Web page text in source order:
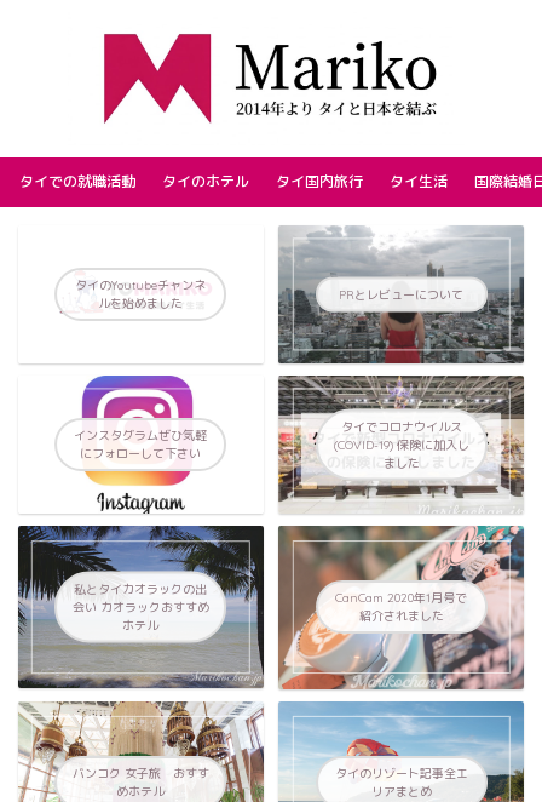
タイでの就職活動 タイのホテル タイ国内旅行 タイ生活 国際結婚
タイのYoutubeチャンネ
ルを始めました
PRとレビューについて
インスタグラムぜひ気軽
にフォローして下さい
タイでコロナウイルス
(COVID-19) 保険に加入し
ました
私とタイカオラックの出
会い カオラックおすすめ
ホテル
CanCam 2020年1月号で
紹介されました
バンコク 女子旅 おすす
めホテル
タイのリゾート記事全エ
リアまとめ